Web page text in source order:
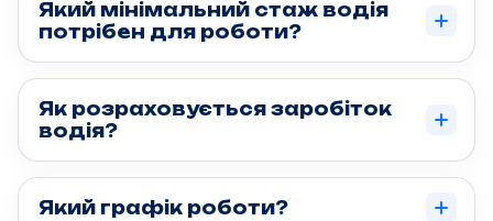
Який мінімальний стаж водія
потрібен для роботи?
Як розраховується заробіток
водія?
Який графік роботи?